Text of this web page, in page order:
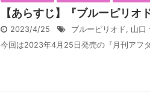
【あらすじ】『ブルーピリオ
2023/4/25 ブルーピリオド, 山口
今回は2023年4月25日発売の『月刊アフ